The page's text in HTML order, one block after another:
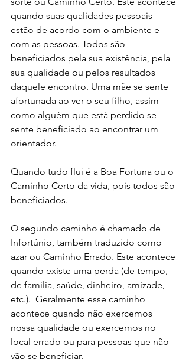
quando suas qualidades pessoais
estão de acordo com o ambiente e
com as pessoas. Todos são
beneficiados pela sua existência, pela
sua qualidade ou pelos resultados
daquele encontro. Uma mãe se sente
afortunada ao ver o seu filho, assim
como alguém que está perdido se
sente beneficiado ao encontrar um
orientador.
Quando tudo flui é a Boa Fortuna ou o
Caminho Certo da vida, pois todos são
beneficiados.
O segundo caminho é chamado de
Infortúnio, também traduzido como
azar ou Caminho Errado. Este acontece
quando existe uma perda (de tempo,
de família, saúde, dinheiro, amizade,
etc.).  Geralmente esse caminho
acontece quando não exercemos
nossa qualidade ou exercemos no
local errado ou para pessoas que não
vão se beneficiar.